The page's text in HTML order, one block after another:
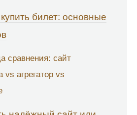
билет: основные
сравнения: сайт
vs агрегатор vs